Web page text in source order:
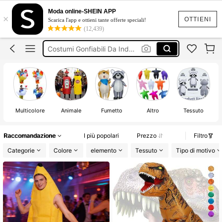
OTTIENI
×
Moda online-SHEIN APP
Scarica l'app e ottieni tante offerte speciali!
(12,439)
Costume Gonfiabile
Costumi Gonfiabili
Costumi Divertenti
Costumi Gonfiabili Da Indossare
Costume Gonfiabile
Multicolore Animale Fumetto Altro Tessuto
Raccomandazione I più popolari Prezzo
Filtro
Categorie
Colore elemento Tessuto Tipo di motivo